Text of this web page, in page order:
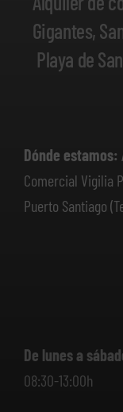
Gigantes,
Playa de
Dónde estamos:
Comercial Vigilia
Puerto Santiago
De lunes a
08:30-13:00h